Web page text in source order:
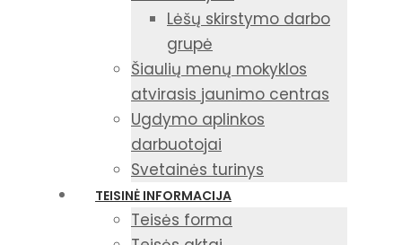
Lėšų skirstymo darbo
grupė
Šiaulių menų mokyklos
atvirasis jaunimo centras
Ugdymo aplinkos
darbuotojai
Svetainės turinys
TEISINĖ INFORMACIJA
Teisės forma